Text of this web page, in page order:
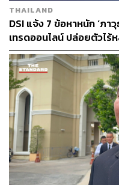
THAILAND
DSI แจ้ง 7 ข้อหาหนัก ‘ภ
เทรดออนไลน์ ปล่อยตัวไร้
ราย